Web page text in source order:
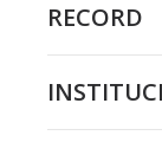
RECORD